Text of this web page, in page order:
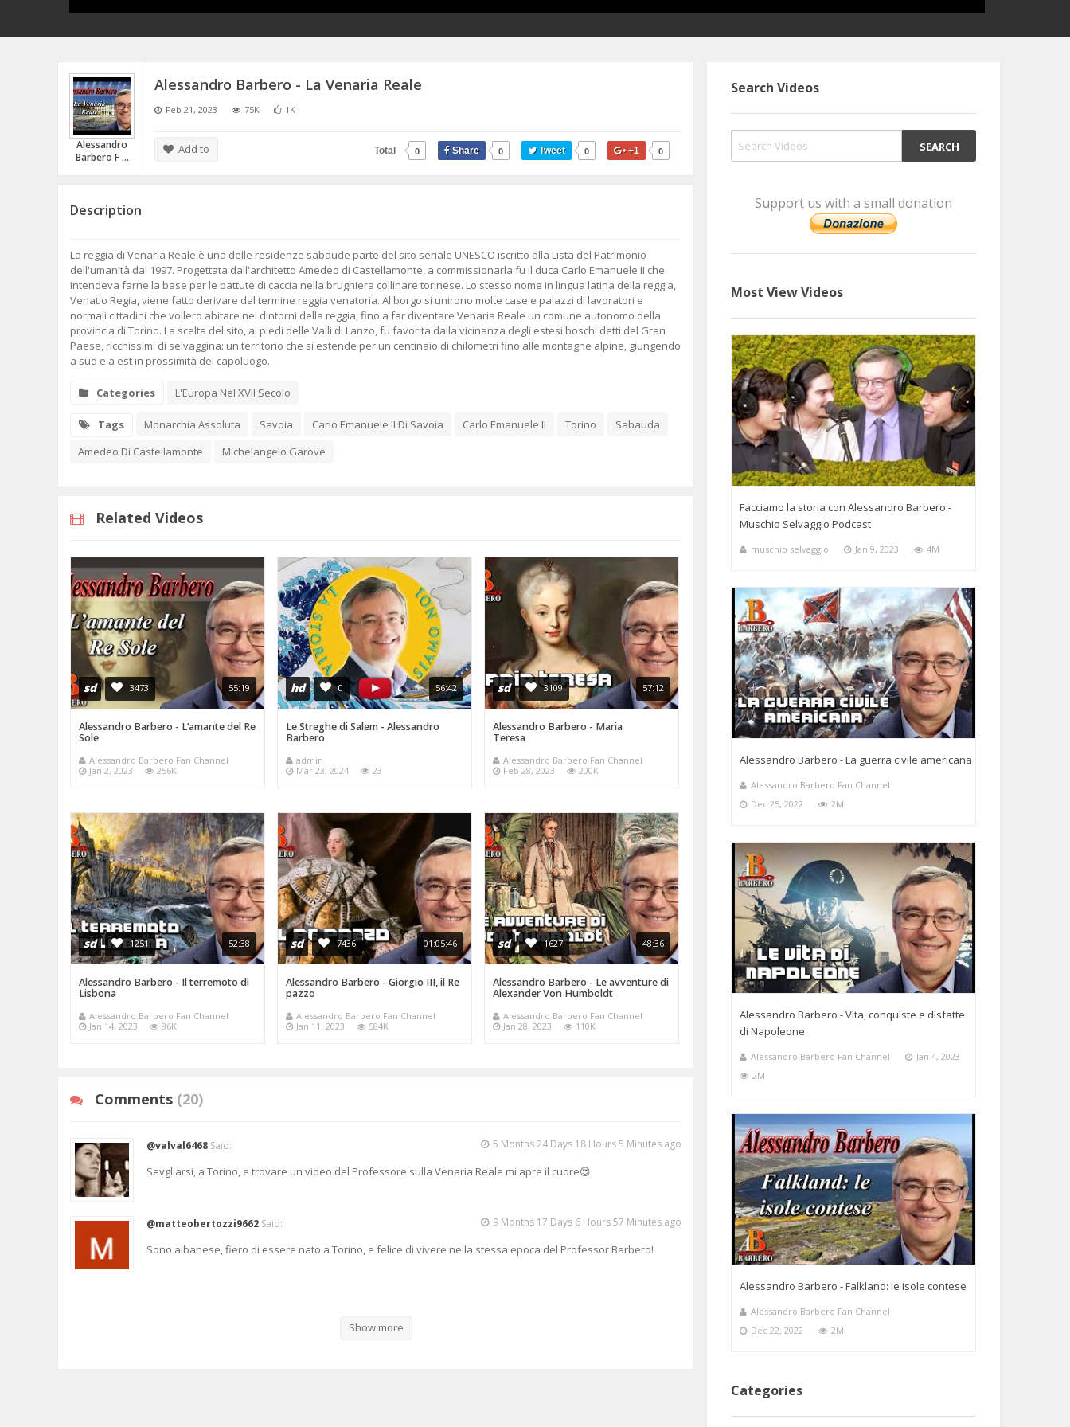
Alessandro
Barbero F ...
Alessandro Barbero - La Venaria Reale
Feb 21, 2023 75K 1K
Add to Total 0 Share 0 Tweet 0 +1 0
Description
La reggia di Venaria Reale è una delle residenze sabaude parte del sito seriale UNESCO iscritto alla Lista del Patrimonio
dell'umanità dal 1997. Progettata dall'architetto Amedeo di Castellamonte, a commissionarla fu il duca Carlo Emanuele II che
intendeva farne la base per le battute di caccia nella brughiera collinare torinese. Lo stesso nome in lingua latina della reggia,
Venatio Regia, viene fatto derivare dal termine reggia venatoria. Al borgo si unirono molte case e palazzi di lavoratori e
normali cittadini che vollero abitare nei dintorni della reggia, fino a far diventare Venaria Reale un comune autonomo della
provincia di Torino. La scelta del sito, ai piedi delle Valli di Lanzo, fu favorita dalla vicinanza degli estesi boschi detti del Gran
Paese, ricchissimi di selvaggina: un territorio che si estende per un centinaio di chilometri fino alle montagne alpine, giungendo
a sud e a est in prossimità del capoluogo.
Categories L'Europa Nel XVII Secolo
Tags Monarchia Assoluta Savoia Carlo Emanuele II Di Savoia Carlo Emanuele II Torino
Sabauda
Amedeo Di Castellamonte
Michelangelo Garove
Related Videos
sd 3473 55:19
Alessandro Barbero - L’amante del Re
Sole
Alessandro Barbero Fan Channel
Jan 2, 2023
256K
hd 0 56:42
Le Streghe di Salem - Alessandro
Barbero
admin
Mar 23, 2024
23
sd 3109 57:12
Alessandro Barbero - Maria
Teresa
Alessandro Barbero Fan Channel
Feb 28, 2023
200K
sd 1251 52:38
Alessandro Barbero - Il terremoto di
Lisbona
Alessandro Barbero Fan Channel
Jan 14, 2023
86K
sd 7436 01:05:46
Alessandro Barbero - Giorgio III, il Re
pazzo
Alessandro Barbero Fan Channel
Jan 11, 2023
584K
sd 1627 48:36
Alessandro Barbero - Le avventure di
Alexander Von Humboldt
Alessandro Barbero Fan Channel
Jan 28, 2023
110K
Comments (20)
@valval6468 Said: 5 Months 24 Days 18 Hours 5 Minutes ago
Sevgliarsi, a Torino, e trovare un video del Professore sulla Venaria Reale mi apre il cuore😍
@matteobertozzi9662 Said: 9 Months 17 Days 6 Hours 57 Minutes ago
Sono albanese, fiero di essere nato a Torino, e felice di vivere nella stessa epoca del Professor Barbero!
Che posto meraviglioso! Quando vivevo a Torino, ogni tanto, amavo andarci in "pellegrinaggio"! Bellissimo
Show more
Search Videos
Support us with a small donation
Most View Videos
Facciamo la storia con Alessandro Barbero -
Muschio Selvaggio Podcast
muschio selvaggio Jan 9, 2023 4M
Alessandro Barbero - La guerra civile americana
Alessandro Barbero Fan Channel
Dec 25, 2022
2M
Alessandro Barbero - Vita, conquiste e disfatte
di Napoleone
Alessandro Barbero Fan Channel
Jan 4, 2023
2M
Alessandro Barbero - Falkland: le isole contese
Alessandro Barbero Fan Channel
Dec 22, 2022
2M
Categories